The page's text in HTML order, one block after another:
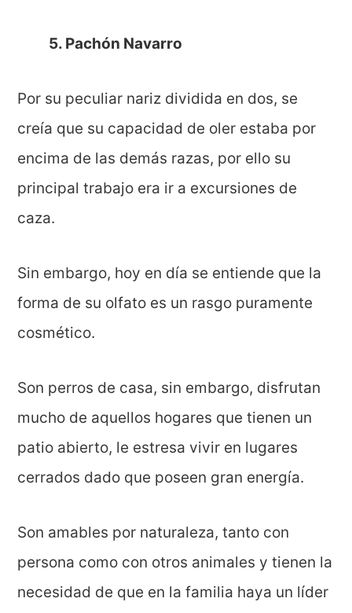
5. Pachón Navarro
Por su peculiar nariz dividida en dos, se
creía que su capacidad de oler estaba por
encima de las demás razas, por ello su
principal trabajo era ir a excursiones de
caza.
Sin embargo, hoy en día se entiende que la
forma de su olfato es un rasgo puramente
cosmético.
Son perros de casa, sin embargo, disfrutan
mucho de aquellos hogares que tienen un
patio abierto, le estresa vivir en lugares
cerrados dado que poseen gran energía.
Son amables por naturaleza, tanto con
persona como con otros animales y tienen la
necesidad de que en la familia haya un líder